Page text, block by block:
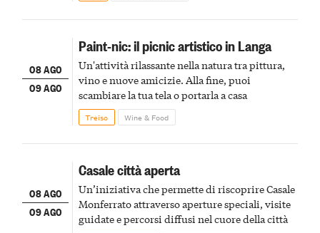
08 AGO
09 AGO
Paint-nic: il picnic artistico in Langa
Un'attività rilassante nella natura tra pittura,
vino e nuove amicizie. Alla fine, puoi
scambiare la tua tela o portarla a casa
Treiso Wine & Food
08 AGO
09 AGO
Casale città aperta
Un’iniziativa che permette di riscoprire Casale
Monferrato attraverso aperture speciali, visite
guidate e percorsi diffusi nel cuore della città